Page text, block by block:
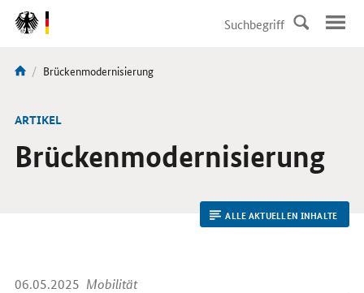
DirektZu:
Navigation
Sie
hier:
Aktuelle
Brückenmodernisierung
ARTIKEL
Brückenmodernisierung
ALLE AKTUELLEN INHALTE
06.05.2025 Mobilität